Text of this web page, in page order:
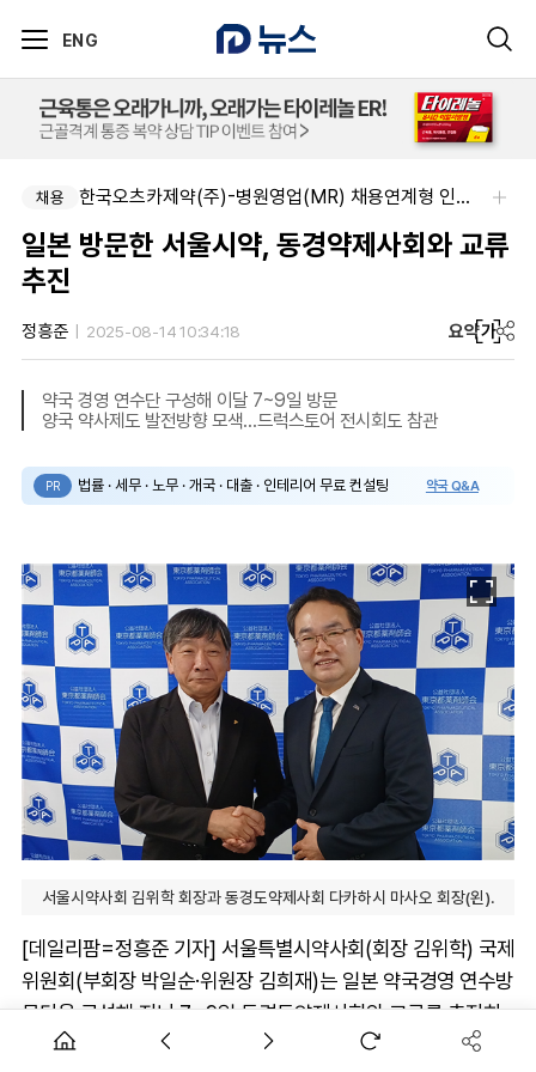
ENG
채용 한국오츠카제약(주)-병원영업(MR) 채용연계형 인턴(신입사원) 모집 공고
일본 방문한 서울시약, 동경약제사회와 교류
추진
정흥준 2025-08-14 10:34:18 요약가
약국 경영 연수단 구성해 이달 7~9일 방문
양국 약사제도 발전방향 모색...드럭스토어 전시회도 참관
PR 법률 · 세무 · 노무 · 개국 · 대출 · 인테리어 무료 컨설팅 약국 Q&A
서울시약사회 김위학 회장과 동경도약제사회 다카하시 마사오 회장(왼).
[데일리팜=정흥준 기자] 서울특별시약사회(회장 김위학) 국제
위원회(부회장 박일순·위원장 김희재)는 일본 약국경영 연수방
문단을 구성해 지난 7~9일 동경도약제사회와 교류를 추진하
고, 국내에 접목할 약사 제도와 현안들을 살폈다.